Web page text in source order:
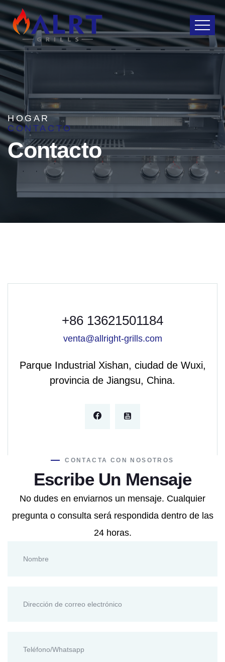
HOGAR
CONTACTO
Contacto
+86 13621501184
venta@allright-grills.com
Parque Industrial Xishan, ciudad de Wuxi,
provincia de Jiangsu, China.
CONTACTA CON NOSOTROS
Escribe Un Mensaje
No dudes en enviarnos un mensaje. Cualquier
pregunta o consulta será respondida dentro de las
24 horas.